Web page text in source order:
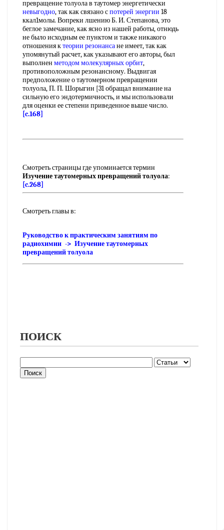
превращение толуола в таутомер энергетически
невыгодно, так как связано спотерей энергии 18
ккал1молы. Вопреки лшению Б. И. Степанова, это
беглое замечание, как ясно из нашей работы, отнюдь
не было исходным ее пунктом и также никакого
отношения ктеории резонансане имеет, так как
упомянутый расчет, как указывают его авторы, был
выполнен методом молекулярных орбит,
противоположным резонансному. Выдвигая
предположение о таутомерном превращении
толуола, П. П. Шорыгин [31 обращал внимание на
сильную его эндотермичность, и мы использовали
для оценки ее степени приведенное выше число.
[c.168]
Смотреть страницы где упоминается термин
Изучение таутомерных превращений толуола:
[c.268]
Смотреть главы в:
Руководство к практическим занятиям по
радиохимии -> Изучение таутомерных
превращений толуола
ПОИСК